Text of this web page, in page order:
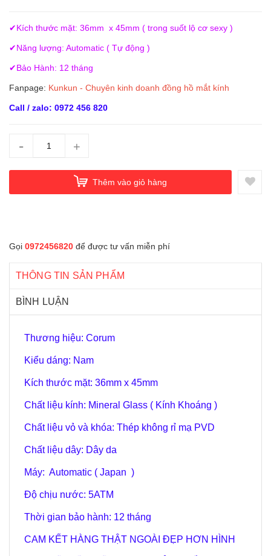
✔Kích thước mặt: 36mm x 45mm ( trong suốt lộ cơ sexy )
✔Năng lượng: Automatic ( Tự động )
✔Bảo Hành: 12 tháng
Fanpage: Kunkun - Chuyên kinh doanh đồng hồ mắt kính
Call / zalo: 0972 456 820
- +
Thêm vào giỏ hàng
Gọi 0972456820 để được tư vấn miễn phí
THÔNG TIN SẢN PHẨM
BÌNH LUẬN
Thương hiệu: Corum
Kiểu dáng: Nam
Kích thước mặt: 36mm x 45mm
Chất liệu kính: Mineral Glass ( Kính Khoáng )
Chất liệu vỏ và khóa: Thép không rỉ mạ PVD
Chất liệu dây: Dây da
Máy: Automatic ( Japan )
Độ chịu nước: 5ATM
Thời gian bảo hành: 12 tháng
CAM KẾT HÀNG THẬT NGOÀI ĐẸP HƠN HÌNH